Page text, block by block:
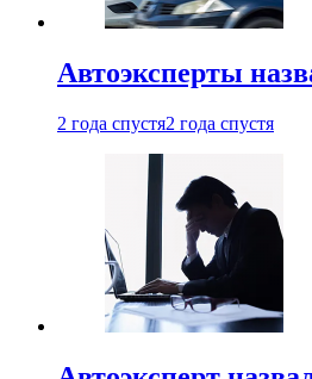
Автоэксперты
2 года спустя2 года спустя